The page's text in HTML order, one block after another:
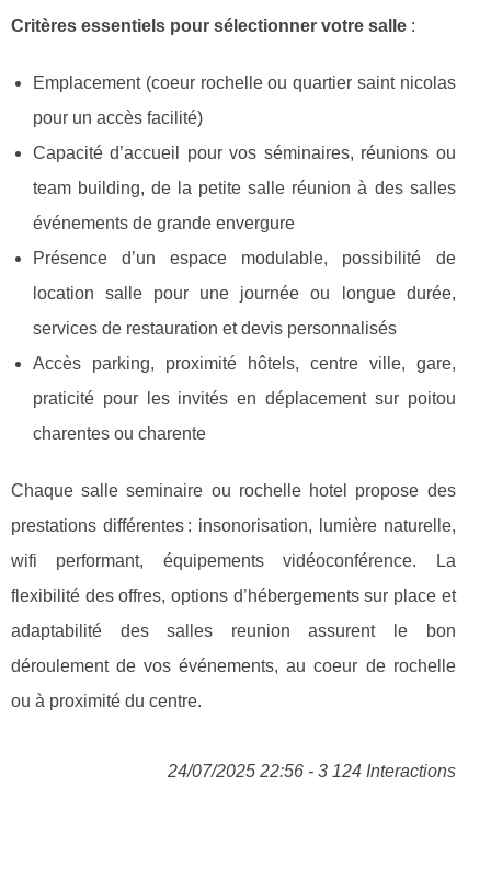
Critères essentiels pour sélectionner votre salle :
Emplacement (coeur rochelle ou quartier saint nicolas
pour un accès facilité)
Capacité d’accueil pour vos séminaires, réunions ou
team building, de la petite salle réunion à des salles
événements de grande envergure
Présence d’un espace modulable, possibilité de
location salle pour une journée ou longue durée,
services de restauration et devis personnalisés
Accès parking, proximité hôtels, centre ville, gare,
praticité pour les invités en déplacement sur poitou
charentes ou charente
Chaque salle seminaire ou rochelle hotel propose des
prestations différentes : insonorisation, lumière naturelle,
wifi performant, équipements vidéoconférence. La
flexibilité des offres, options d’hébergements sur place et
adaptabilité des salles reunion assurent le bon
déroulement de vos événements, au coeur de rochelle
ou à proximité du centre.
24/07/2025 22:56 - 3 124 Interactions